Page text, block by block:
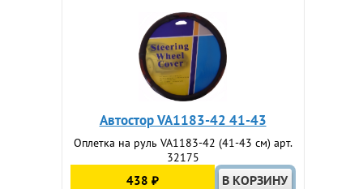
Автостор VA1183-42 41-43
Оплетка на руль VA1183-42 (41-43 см) арт.
32175
438 ₽